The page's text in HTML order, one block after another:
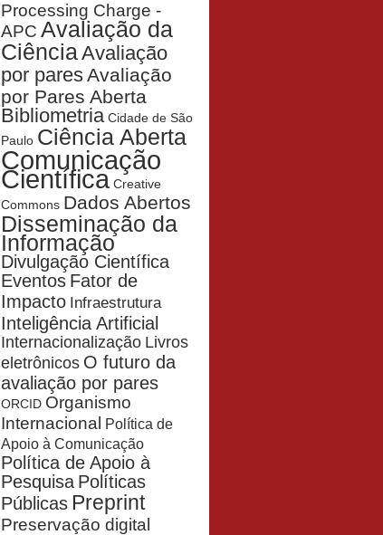
Processing Charge -
APC Avaliação da
CiênciaAvaliação
por paresAvaliação
por Pares Aberta
Bibliometria Cidade de São
Paulo Ciência Aberta
Comunicação
Científica Creative
Commons Dados Abertos
Disseminação da
Informação
Divulgação Científica
Eventos Fator de
Impacto Infraestrutura
Inteligência Artificial
Internacionalização Livros
eletrônicos O futuro da
avaliação por pares
ORCID Organismo
Internacional Política de
Apoio à Comunicação
Política de Apoio à
Pesquisa Políticas
Públicas Preprint
Preservação digital